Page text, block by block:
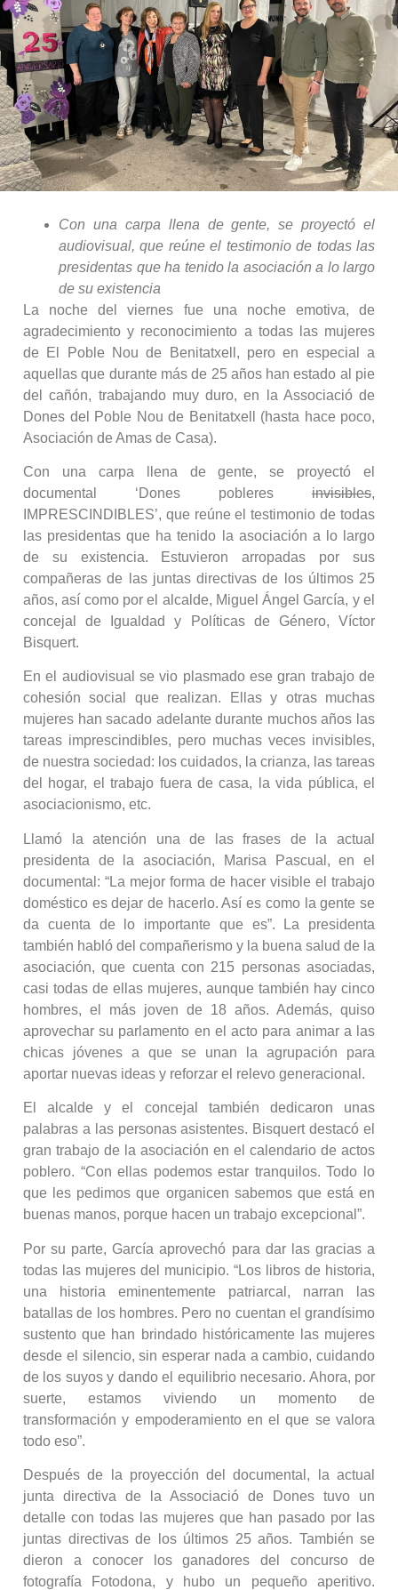
Con una carpa llena de gente, se proyectó el
audiovisual, que reúne el testimonio de todas las
presidentas que ha tenido la asociación a lo largo
de su existencia
La noche del viernes fue una noche emotiva, de
agradecimiento y reconocimiento a todas las mujeres
de El Poble Nou de Benitatxell, pero en especial a
aquellas que durante más de 25 años han estado al pie
del cañón, trabajando muy duro, en la Associació de
Dones del Poble Nou de Benitatxell (hasta hace poco,
Asociación de Amas de Casa).
Con una carpa llena de gente, se proyectó el
documental ‘Dones pobleres invisibles,
IMPRESCINDIBLES’, que reúne el testimonio de todas
las presidentas que ha tenido la asociación a lo largo
de su existencia. Estuvieron arropadas por sus
compañeras de las juntas directivas de los últimos 25
años, así como por el alcalde, Miguel Ángel García, y el
concejal de Igualdad y Políticas de Género, Víctor
Bisquert.
En el audiovisual se vio plasmado ese gran trabajo de
cohesión social que realizan. Ellas y otras muchas
mujeres han sacado adelante durante muchos años las
tareas imprescindibles, pero muchas veces invisibles,
de nuestra sociedad: los cuidados, la crianza, las tareas
del hogar, el trabajo fuera de casa, la vida pública, el
asociacionismo, etc.
Llamó la atención una de las frases de la actual
presidenta de la asociación, Marisa Pascual, en el
documental: “La mejor forma de hacer visible el trabajo
doméstico es dejar de hacerlo. Así es como la gente se
da cuenta de lo importante que es”. La presidenta
también habló del compañerismo y la buena salud de la
asociación, que cuenta con 215 personas asociadas,
casi todas de ellas mujeres, aunque también hay cinco
hombres, el más joven de 18 años. Además, quiso
aprovechar su parlamento en el acto para animar a las
chicas jóvenes a que se unan la agrupación para
aportar nuevas ideas y reforzar el relevo generacional.
El alcalde y el concejal también dedicaron unas
palabras a las personas asistentes. Bisquert destacó el
gran trabajo de la asociación en el calendario de actos
poblero. “Con ellas podemos estar tranquilos. Todo lo
que les pedimos que organicen sabemos que está en
buenas manos, porque hacen un trabajo excepcional”.
Por su parte, García aprovechó para dar las gracias a
todas las mujeres del municipio. “Los libros de historia,
una historia eminentemente patriarcal, narran las
batallas de los hombres. Pero no cuentan el grandísimo
sustento que han brindado históricamente las mujeres
desde el silencio, sin esperar nada a cambio, cuidando
de los suyos y dando el equilibrio necesario. Ahora, por
suerte, estamos viviendo un momento de
transformación y empoderamiento en el que se valora
todo eso”.
Después de la proyección del documental, la actual
junta directiva de la Associació de Dones tuvo un
detalle con todas las mujeres que han pasado por las
juntas directivas de los últimos 25 años. También se
dieron a conocer los ganadores del concurso de
fotografía Fotodona, y hubo un pequeño aperitivo.